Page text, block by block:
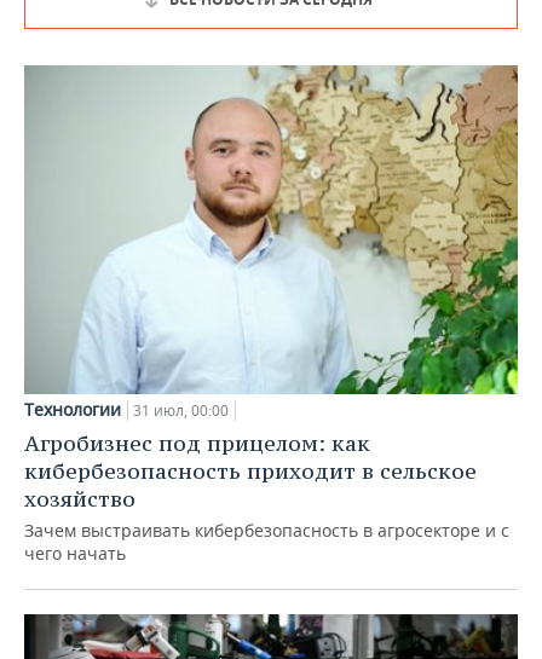
Технологии 31 июл, 00:00
Агробизнес под прицелом: как
кибербезопасность приходит в сельское
хозяйство
Зачем выстраивать кибербезопасность в агросекторе и с
чего начать